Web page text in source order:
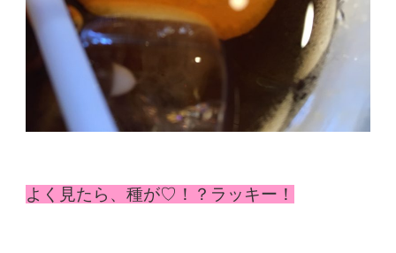
よく見たら、種が♡！？ラッキー！